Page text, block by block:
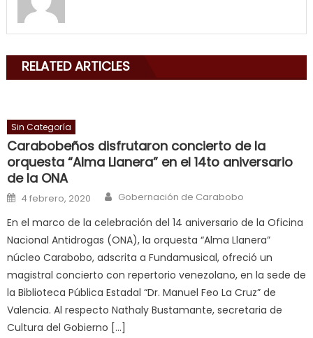
mouth
will
smith
is
a
cuckold
milf
in
squirting,
आपक
न
ह
भ
RELATED ARTICLES
Sin Categoría
Carabobeños disfrutaron concierto de la
orquesta “Alma Llanera” en el 14to aniversario
de la ONA
Posted on
4 febrero, 2020 Author
Gobernación de Carabobo
En el marco de la celebración del 14 aniversario de la Oficina
Nacional Antidrogas (ONA), la orquesta “Alma Llanera”
núcleo Carabobo, adscrita a Fundamusical, ofreció un
magistral concierto con repertorio venezolano, en la sede de
la Biblioteca Pública Estadal “Dr. Manuel Feo La Cruz” de
Valencia. Al respecto Nathaly Bustamante, secretaria de
Cultura del Gobierno […]